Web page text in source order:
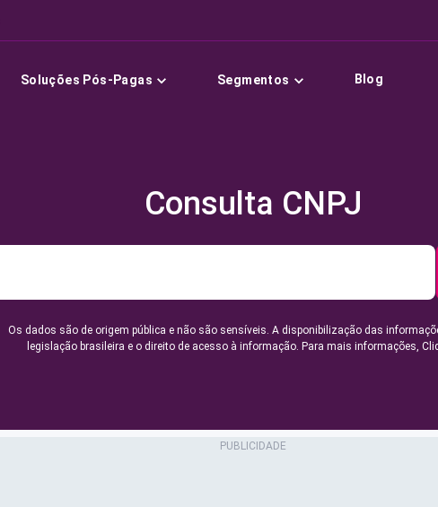
Soluções Pós-Pagas Segmentos Blog
Consulta CNPJ
Os dados são de origem pública e não são sensíveis. A disponibilização das
legislação brasileira e o direito de acesso à informação. Para mais informações,